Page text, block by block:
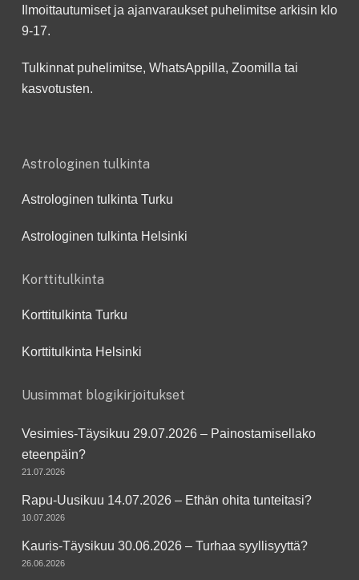
Ilmoittautumiset ja ajanvaraukset puhelimitse arkisin klo
9-17.
Tulkinnat puhelimitse, WhatsAppilla, Zoomilla tai
kasvotusten.
Astrologinen tulkinta
Astrologinen tulkinta Turku
Astrologinen tulkinta Helsinki
Korttitulkinta
Korttitulkinta Turku
Korttitulkinta Helsinki
Uusimmat blogikirjoitukset
Vesimies-Täysikuu 29.07.2026 – Painostamisellako
eteenpäin?
21.07.2026
Rapu-Uusikuu 14.07.2026 – Ethän ohita tunteitasi?
10.07.2026
Kauris-Täysikuu 30.06.2026 – Turhaa syyllisyyttä?
26.06.2026